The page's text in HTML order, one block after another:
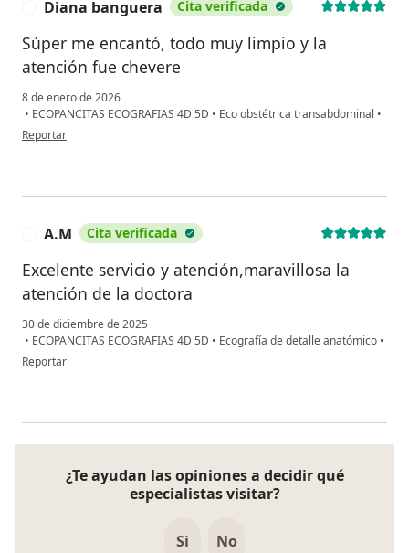
Diana banguera Cita verificada
Súper me encantó, todo muy limpio y la
atención fue chevere
8 de enero de 2026
• ECOPANCITAS ECOGRAFIAS 4D 5D • Eco obstétrica transabdominal •
en opinión del usuario Diana banguera
Reportar
A.M Cita verificada
Excelente servicio y atención,maravillosa la
atención de la doctora
30 de diciembre de 2025
• ECOPANCITAS ECOGRAFIAS 4D 5D • Ecografía de detalle anatómico •
en opinión del usuario A.M
Reportar
¿Te ayudan las opiniones a decidir qué
especialistas visitar?
Si No